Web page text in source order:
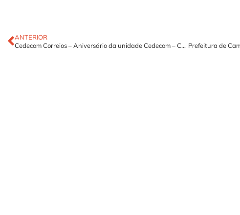
ANTERIOR
Cedecom Correios – Aniversário da unidade Cedecom – Correios